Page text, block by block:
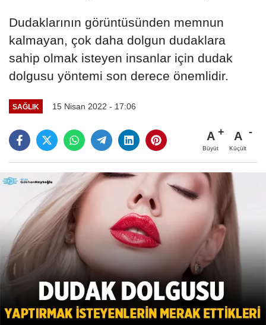
Dudaklarının görüntüsünden memnun
kalmayan, çok daha dolgun dudaklara
sahip olmak isteyen insanlar için dudak
dolgusu yöntemi son derece önemlidir.
SAĞLIK 15 Nisan 2022 - 17:06
A
Büyüt
A
Küçült